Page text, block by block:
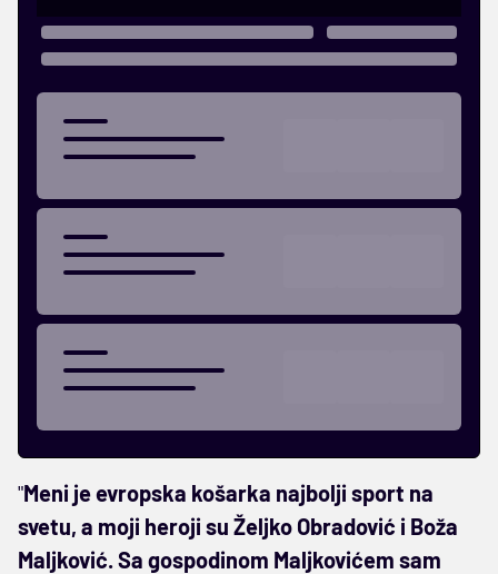
"Meni je evropska košarka najbolji sport na
svetu, a moji heroji su Željko Obradović i Boža
Maljković. Sa gospodinom Maljkovićem sam